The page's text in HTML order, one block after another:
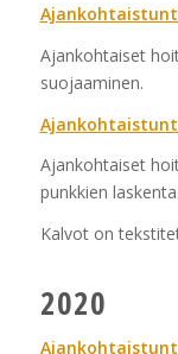
Ajankohtaiset
suojaaminen.
Ajankohtaiset
punkkien laskenta.
Kalvot on
2020